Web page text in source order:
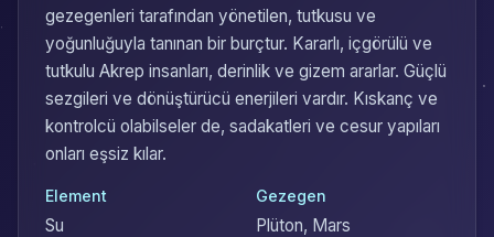
gezegenleri tarafından yönetilen, tutkusu ve
yoğunluğuyla tanınan bir burçtur. Kararlı, içgörülü ve
tutkulu Akrep insanları, derinlik ve gizem ararlar. Güçlü
sezgileri ve dönüştürücü enerjileri vardır. Kıskanç ve
kontrolcü olabilseler de, sadakatleri ve cesur yapıları
onları eşsiz kılar.
Element
Su
Gezegen
Plüton, Mars